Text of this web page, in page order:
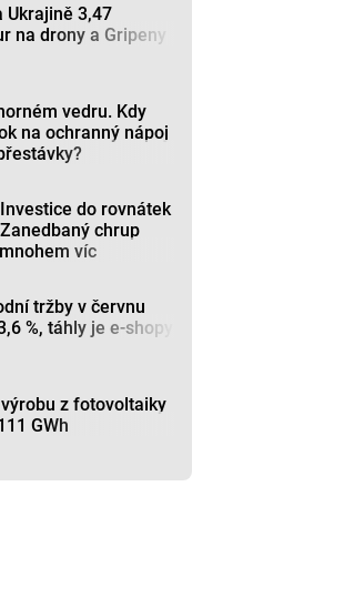
Ukrajině 3,47
na drony a Gripeny
vedru. Kdy
na ochranný nápoj
do rovnátek
chrup
víc
tržby v červnu
%, táhly je e-shopy
z fotovoltaiky
GWh